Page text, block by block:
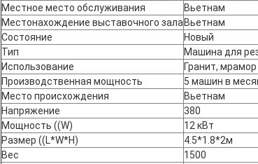
Местное место обслуживания
Вьетнам
Местонахождение выставочного зала Вьетнам
Состояние
Новый
Тип
Машина для
Использование
Гранит, мрамор
Производственная мощность
5 машин в
Место происхождения
Вьетнам
Напряжение
380
Мощность ((W)
12 кВт
Размер ((L*W*H)
4.5*1.8*2м
Вес
1500